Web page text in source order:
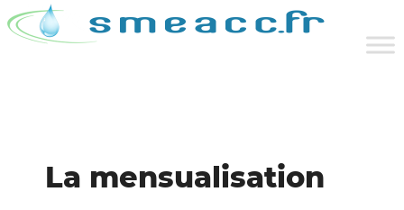
La mensualisation